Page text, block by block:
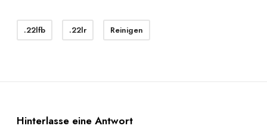
.22lfb .22lr Reinigen
Hinterlasse eine Antwort